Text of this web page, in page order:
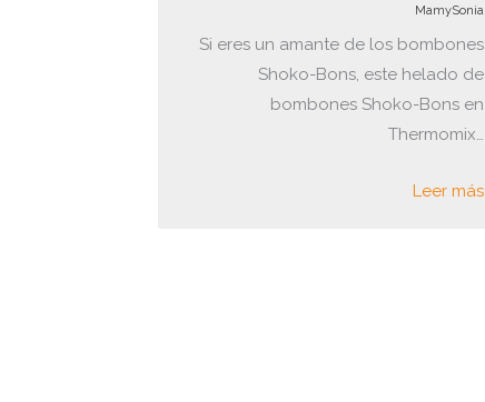
MamySonia
Si eres un amante de los bombones
Shoko-Bons, este helado de
bombones Shoko-Bons en
Thermomix…
Leer más